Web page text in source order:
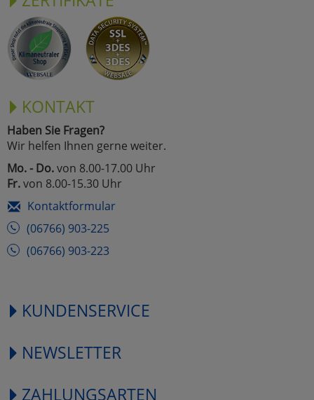
KONTAKT
Haben Sie Fragen?
Wir helfen Ihnen gerne weiter.
Mo. - Do.von 8.00-17.00 Uhr
Fr.von 8.00-15.30 Uhr
Kontaktformular
(06766) 903-225
(06766) 903-223
KUNDENSERVICE
NEWSLETTER
ZAHLUNGSARTEN